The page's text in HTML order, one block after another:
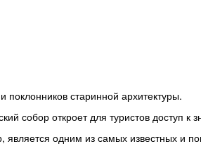
поклонников старинной архитектуры.
собор откроет для туристов доступ
является одним из самых известных и